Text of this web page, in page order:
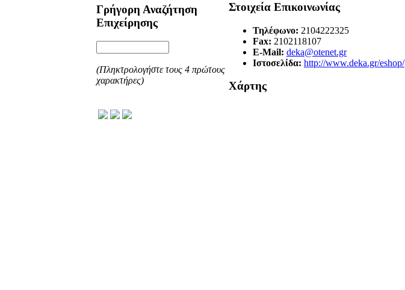
Γρήγορη Αναζήτηση
Επιχείρησης
(Πληκτρολογήστε τους 4 πρώτους
χαρακτήρες)
Στοιχεία Επικοινωνίας
Τηλέφωνο: 2104222325
Fax: 2102118107
E-Mail: deka@otenet.gr
Ιστοσελίδα: http://www.deka.gr/eshop/
Χάρτης